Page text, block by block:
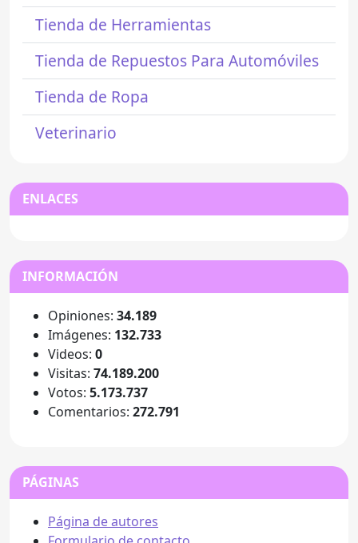
Tienda de Herramientas
Tienda de Repuestos Para Automóviles
Tienda de Ropa
Veterinario
ENLACES
INFORMACIÓN
Opiniones: 34.189
Imágenes: 132.733
Videos: 0
Visitas: 74.189.200
Votos: 5.173.737
Comentarios: 272.791
PÁGINAS
Página de autores